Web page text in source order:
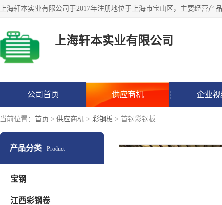
上海轩本实业有限公司
公司首页 供应商机 企业视
当前位置： 首页 > 供应商机 > 彩钢板 > 首钢彩钢板
产品分类 Product
宝钢
江西彩钢卷